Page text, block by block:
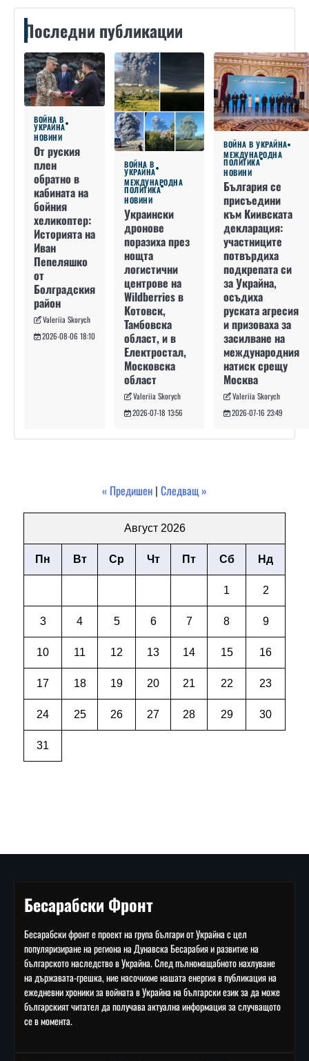
Последни публикации
ВОЙНА В
УКРАЙНА
НОВИНИ
От руския
плен
обратно в
кабината на
бойния
хеликоптер:
Историята на
Иван
Пепеляшко
от
Болградския
район
Valeriia Skorych
2026-08-06 18:10
ВОЙНА В
УКРАЙНА
МЕЖДУНАРОДНА
ПОЛИТИКА
НОВИНИ
Украински
дронове
поразиха през
нощта
логистични
центрове на
Wildberries в
Котовск,
Тамбовска
област, и в
Електростал,
Московска
област
Valeriia Skorych
2026-07-18 13:56
ВОЙНА В УКРАЙНА
МЕЖДУНАРОДНА
ПОЛИТИКА
НОВИНИ
България се
присъедини
към Киивската
декларация:
участниците
потвърдиха
подкрепата си
за Украйна,
осъдиха
руската агресия
и призоваха за
засилване на
международния
натиск срещу
Москва
Valeriia Skorych
2026-07-16 23:49
« Предишен | Следващ »
Август 2026
Пн Вт Ср Чт Пт Сб Нд
1 2
3 4 5 6 7 8 9
10 11 12 13 14 15 16
17 18 19 20 21 22 23
24 25 26 27 28 29 30
31
Бесарабски Фронт
Бесарабски фронт е проект на група българи от Украйна с цел
популяризиране на региона на Дунавска Бесарабия и развитие на
българското наследство в Украйна. След пълномащабното нахлуване
на държавата-грешка, ние насочихме нашата енергия в публикация на
ежедневни хроники за войната в Украйна на български език за да може
българският читател да получава актуална информация за случващото
се в момента.